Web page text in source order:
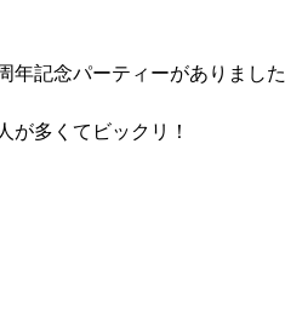
年記念パーティーがありました
が多くてビックリ！